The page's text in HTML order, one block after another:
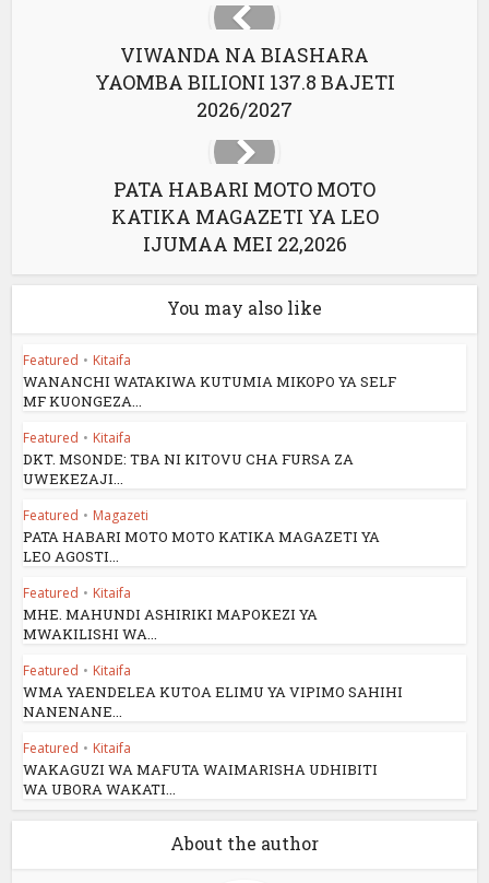
VIWANDA NA BIASHARA
YAOMBA BILIONI 137.8 BAJETI
2026/2027
PATA HABARI MOTO MOTO
KATIKA MAGAZETI YA LEO
IJUMAA MEI 22,2026
You may also like
Featured • Kitaifa
WANANCHI WATAKIWA KUTUMIA MIKOPO YA SELF
MF KUONGEZA...
Featured • Kitaifa
DKT. MSONDE: TBA NI KITOVU CHA FURSA ZA
UWEKEZAJI...
Featured • Magazeti
PATA HABARI MOTO MOTO KATIKA MAGAZETI YA
LEO AGOSTI...
Featured • Kitaifa
MHE. MAHUNDI ASHIRIKI MAPOKEZI YA
MWAKILISHI WA...
Featured • Kitaifa
WMA YAENDELEA KUTOA ELIMU YA VIPIMO SAHIHI
NANENANE...
Featured • Kitaifa
WAKAGUZI WA MAFUTA WAIMARISHA UDHIBITI
WA UBORA WAKATI...
About the author